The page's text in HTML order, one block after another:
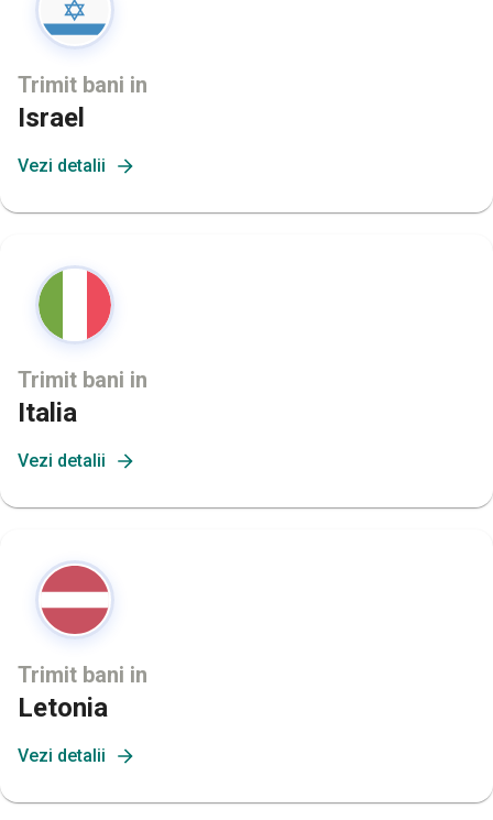
Trimit bani in
Israel
Vezi detalii
Trimit bani in
Italia
Vezi detalii
Trimit bani in
Letonia
Vezi detalii